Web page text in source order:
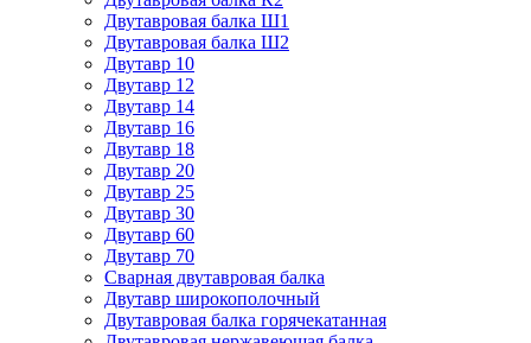
Двутавровая балка Ш1
Двутавровая балка Ш2
Двутавр 10
Двутавр 12
Двутавр 14
Двутавр 16
Двутавр 18
Двутавр 20
Двутавр 25
Двутавр 30
Двутавр 60
Двутавр 70
Сварная двутавровая балка
Двутавр широкополочный
Двутавровая балка горячекатанная